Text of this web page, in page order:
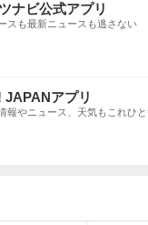
ナビ公式アプリ
スも最新ニュースも逃さない
JAPANアプリ
報やニュース、天気もこれひ